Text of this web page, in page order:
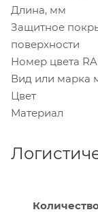
Длина, мм
Защитное
поверхности
Номер цвета
Вид или марка
Цвет
Материал